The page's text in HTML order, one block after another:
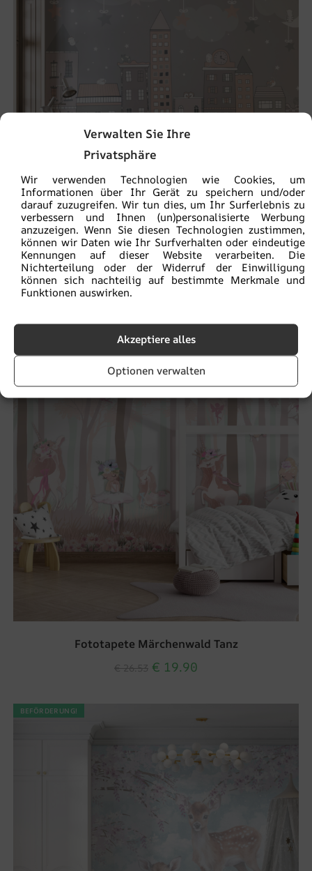
Verwalten Sie Ihre
Privatsphäre
Wir verwenden Technologien wie Cookies, um
Informationen über Ihr Gerät zu speichern und/oder
darauf zuzugreifen. Wir tun dies, um Ihr Surferlebnis zu
verbessern und Ihnen (un)personalisierte Werbung
anzuzeigen. Wenn Sie diesen Technologien zustimmen,
können wir Daten wie Ihr Surfverhalten oder eindeutige
Kennungen auf dieser Website verarbeiten. Die
Nichterteilung oder der Widerruf der Einwilligung
können sich nachteilig auf bestimmte Merkmale und
Funktionen auswirken.
Akzeptiere alles
Optionen verwalten
Fototapete Schlafende Stadt
€26.53
Fototapete Märchenwald Tanz
€ 19.90
BEFÖRDERUNG!